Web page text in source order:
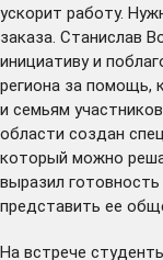
ускорит работу.
заказа. Станислав
инициативу и
региона за помощь,
и семьям
области создан
который можно
выразил
представить ее
На встрече